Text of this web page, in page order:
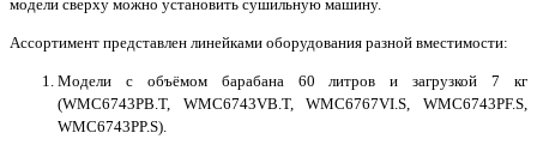
модели сверху можно установить сушильную машину.
Ассортимент представлен линейками оборудования разной вместимости:
Модели с объёмом барабана 60 литров и загрузкой 7 кг
(WMC6743PB.T, WMC6743VB.T, WMC6767VI.S, WMC6743PF.S,
WMC6743PP.S).